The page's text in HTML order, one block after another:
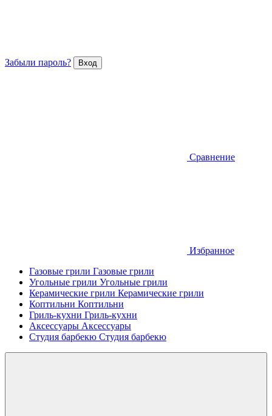
Забыли пароль?
Сравнение
Избранное
Газовые грили Газовые грили
Угольные грили Угольные грили
Керамические грили Керамические грили
Коптильни Коптильни
Гриль-кухни Гриль-кухни
Аксессуары Аксессуары
Студия барбекю Студия барбекю